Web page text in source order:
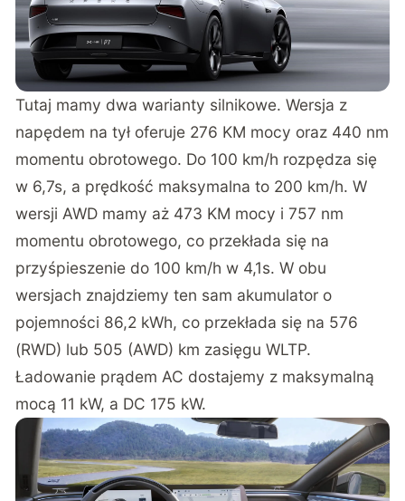
Tutaj mamy dwa warianty silnikowe. Wersja z
napędem na tył oferuje 276 KM mocy oraz 440 nm
momentu obrotowego. Do 100 km/h rozpędza się
w 6,7s, a prędkość maksymalna to 200 km/h. W
wersji AWD mamy aż 473 KM mocy i 757 nm
momentu obrotowego, co przekłada się na
przyśpieszenie do 100 km/h w 4,1s. W obu
wersjach znajdziemy ten sam akumulator o
pojemności 86,2 kWh, co przekłada się na 576
(RWD) lub 505 (AWD) km zasięgu WLTP.
Ładowanie prądem AC dostajemy z maksymalną
mocą 11 kW, a DC 175 kW.